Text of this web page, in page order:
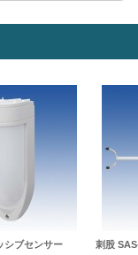
シブセンサー
刺股